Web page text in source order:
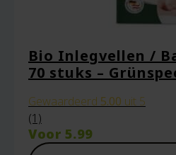
Bio Inlegvellen /
70 stuks –
Gewaardeerd 5.00 uit 5
(1)
Voor 5.99